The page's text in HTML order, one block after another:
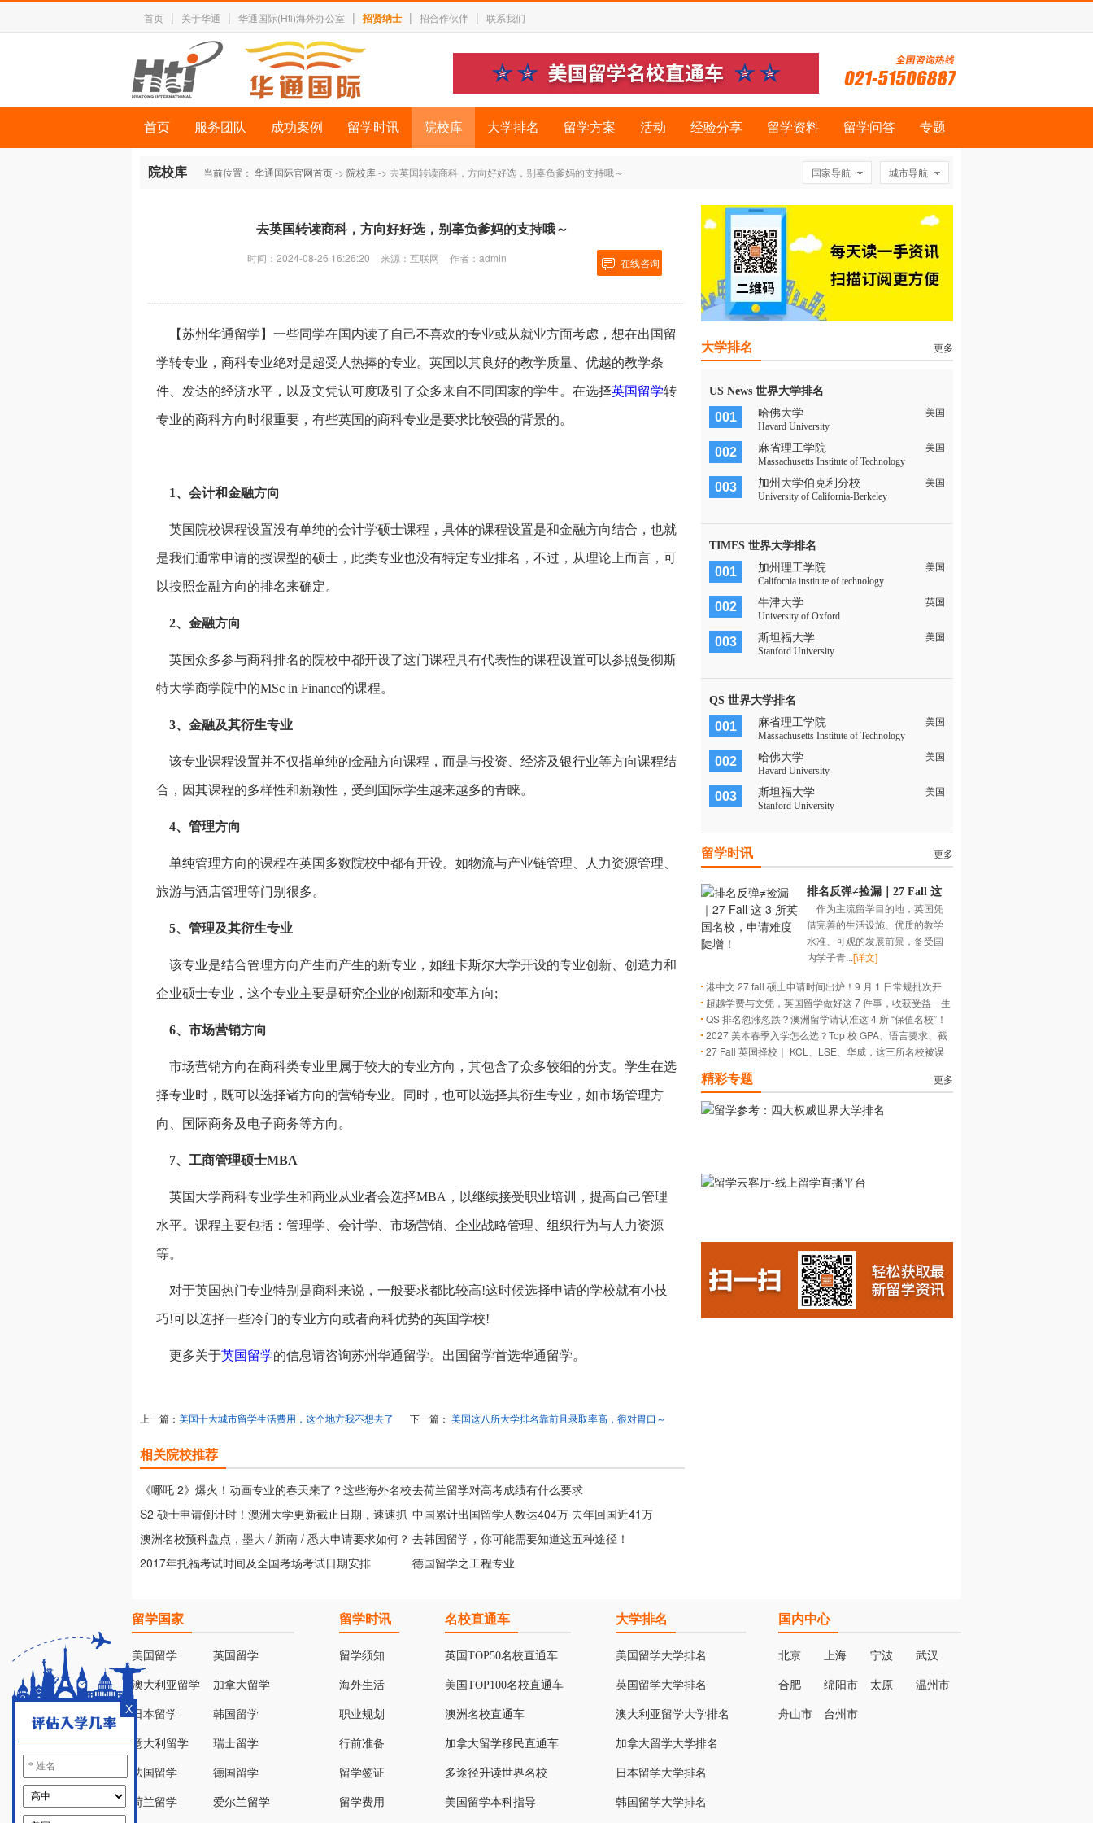
首页 | 关于华通 | 华通国际(Hti)海外办公室 | 招贤纳士 | 招合作伙伴 | 联系我们
首页 服务团队 成功案例 留学时讯 院校库 大学排名 留学方案 活动 经验分享 留学资料 留学问答 专题
院校库 国家导航 城市导航
当前位置： 华通国际官网首页-> 院校库-> 去英国转读商科，方向好好选，别辜负爹妈的支持哦～
去英国转读商科，方向好好选，别辜负爹妈的支持哦～
在线咨询
时间：2024-08-26 16:26:20 来源：互联网 作者：admin
【苏州华通留学】一些同学在国内读了自己不喜欢的专业或从就业方面考虑，想在出国留
学转专业，商科专业绝对是超受人热捧的专业。英国以其良好的教学质量、优越的教学条
件、发达的经济水平，以及文凭认可度吸引了众多来自不同国家的学生。在选择英国留学转
专业的商科方向时很重要，有些英国的商科专业是要求比较强的背景的。
1、会计和金融方向
英国院校课程设置没有单纯的会计学硕士课程，具体的课程设置是和金融方向结合，也就
是我们通常申请的授课型的硕士，此类专业也没有特定专业排名，不过，从理论上而言，可
以按照金融方向的排名来确定。
2、金融方向
英国众多参与商科排名的院校中都开设了这门课程具有代表性的课程设置可以参照曼彻斯
特大学商学院中的MSc in Finance的课程。
3、金融及其衍生专业
该专业课程设置并不仅指单纯的金融方向课程，而是与投资、经济及银行业等方向课程结
合，因其课程的多样性和新颖性，受到国际学生越来越多的青睐。
4、管理方向
单纯管理方向的课程在英国多数院校中都有开设。如物流与产业链管理、人力资源管理、
旅游与酒店管理等门别很多。
5、管理及其衍生专业
该专业是结合管理方向产生而产生的新专业，如纽卡斯尔大学开设的专业创新、创造力和
企业硕士专业，这个专业主要是研究企业的创新和变革方向;
6、市场营销方向
市场营销方向在商科类专业里属于较大的专业方向，其包含了众多较细的分支。学生在选
择专业时，既可以选择诸方向的营销专业。同时，也可以选择其衍生专业，如市场管理方
向、国际商务及电子商务等方向。
7、工商管理硕士MBA
英国大学商科专业学生和商业从业者会选择MBA，以继续接受职业培训，提高自己管理
水平。课程主要包括：管理学、会计学、市场营销、企业战略管理、组织行为与人力资源
等。
对于英国热门专业特别是商科来说，一般要求都比较高!这时候选择申请的学校就有小技
巧!可以选择一些冷门的专业方向或者商科优势的英国学校!
更多关于英国留学的信息请咨询苏州华通留学。出国留学首选华通留学。
上一篇： 美国十大城市留学生活费用，这个地方我不想去了 下一篇：美国这八所大学排名靠前且录取率高，很对胃口～
相关院校推荐
《哪吒 2》爆火！动画专业的春天来了？这些海外名校
别错过！
去荷兰留学对高考成绩有什么要求
S2 硕士申请倒计时！澳洲大学更新截止日期，速速抓
紧时间！
中国累计出国留学人数达404万 去年回国近41万
澳洲名校预科盘点，墨大 / 新南 / 悉大申请要求如何？ 去韩国留学，你可能需要知道这五种途径！
2017年托福考试时间及全国考场考试日期安排
德国留学之工程专业
大学排名 更多
US News 世界大学排名
001 哈佛大学
美国
Havard University
002 麻省理工学院
美国
Massachusetts Institute of Technology
003 加州大学伯克利分校
美国
University of California-Berkeley
TIMES 世界大学排名
001 加州理工学院
美国
California institute of technology
002 牛津大学
英国
University of Oxford
003 斯坦福大学
美国
Stanford University
QS 世界大学排名
001 麻省理工学院
美国
Massachusetts Institute of Technology
002 哈佛大学
美国
Havard University
003 斯坦福大学
美国
Stanford University
留学时讯 更多
排名反弹≠捡漏｜27 Fall 这
3 所英国名校，申请难度陡
增！
作为主流留学目的地，英国凭
借完善的生活设施、优质的教学
水准、可观的发展前景，备受国
内学子青...[详文]
港中文 27 fall 硕士申请时间出炉！9 月 1 日常规批次开
放！
超越学费与文凭，英国留学做好这 7 件事，收获受益一生
的成长~
QS 排名忽涨忽跌？澳洲留学请认准这 4 所 “保值名校”！
2027 美本春季入学怎么选？Top 校 GPA、语言要求、截
止日期大盘点
27 Fall 英国择校｜ KCL、LSE、华威，这三所名校被误
精彩专题 更多
X
留学国家
美国留学 英国留学
澳大利亚留学 加拿大留学
日本留学 韩国留学
意大利留学 瑞士留学
法国留学 德国留学
荷兰留学 爱尔兰留学
留学时讯
留学须知
海外生活
职业规划
行前准备
留学签证
留学费用
名校直通车
英国TOP50名校直通车
美国TOP100名校直通车
澳洲名校直通车
加拿大留学移民直通车
多途径升读世界名校
美国留学本科指导
大学排名
美国留学大学排名
英国留学大学排名
澳大利亚留学大学排名
加拿大留学大学排名
日本留学大学排名
韩国留学大学排名
国内中心
北京 上海 宁波 武汉
合肥 绵阳市 太原 温州市
舟山市 台州市